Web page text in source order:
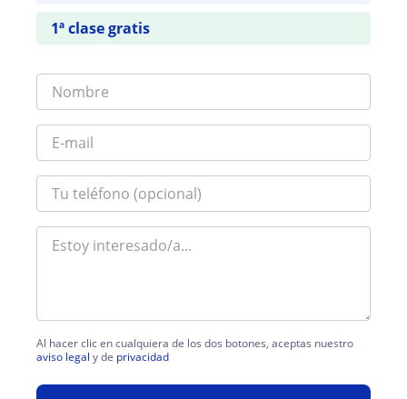
1ª clase gratis
Al hacer clic en cualquiera de los dos botones, aceptas nuestro
aviso legal y de privacidad